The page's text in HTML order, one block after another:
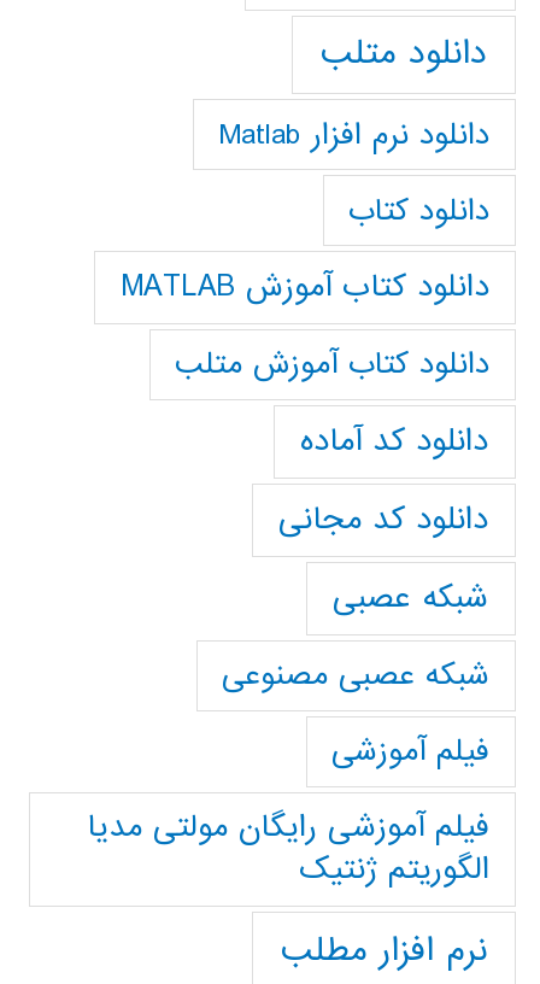
دانلود متلب
دانلود نرم افزار Matlab
دانلود کتاب
دانلود کتاب آموزش MATLAB
دانلود کتاب آموزش متلب
دانلود کد آماده
دانلود کد مجانی
شبکه عصبی
شبکه عصبی مصنوعی
فیلم آموزشی
فیلم آموزشی رایگان مولتی مدیا
الگوریتم ژنتیک
نرم افزار مطلب